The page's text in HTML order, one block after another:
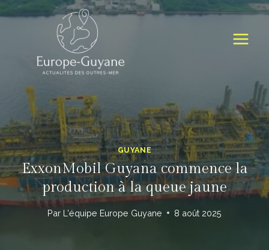
Skip
GUYANE
ExxonMobil Guyana commence la
production à la queue jaune
Par L'équipe Europe Guyane 8 août 2025